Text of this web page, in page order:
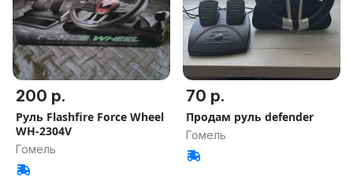
200 р.
Руль Flashfire Force Wheel
WH-2304V
Гомель
70 р.
Продам руль defender
Гомель